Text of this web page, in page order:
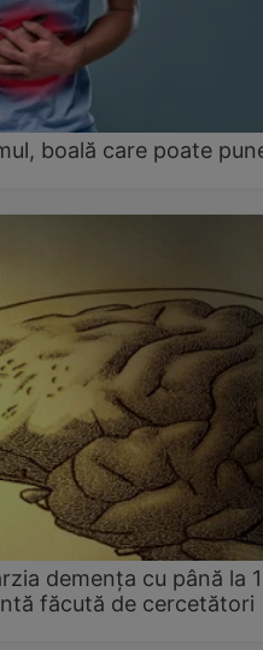
boală care poate
demența cu până la
făcută de cercetători